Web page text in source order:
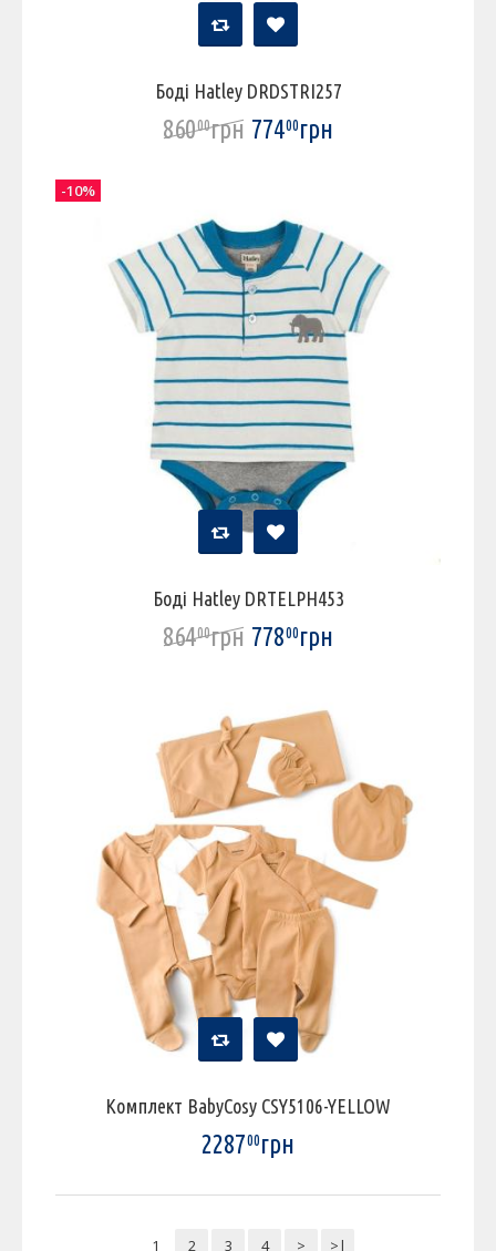
Боді Hatley DRDSTRI257
86000грн 77400грн
Боді Hatley DRTELPH453
86400грн 77800грн
-10%
Комплект BabyCosy CSY5106-YELLOW
228700грн
1 2 3 4 > >|